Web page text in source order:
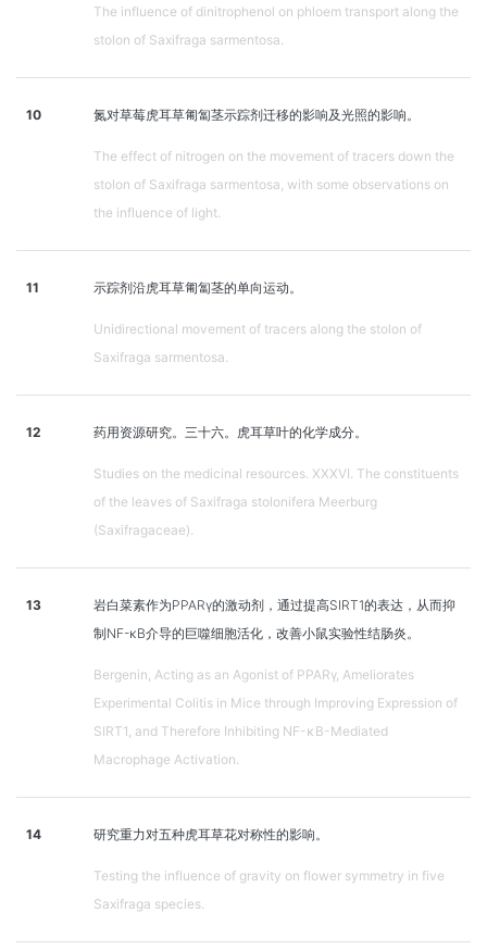
The influence of dinitrophenol on phloem transport along the
stolon of Saxifraga sarmentosa.
10 氮对草莓虎耳草匍匐茎示踪剂迁移的影响及光照的影响。
The effect of nitrogen on the movement of tracers down the
stolon of Saxifraga sarmentosa, with some observations on
the influence of light.
11 示踪剂沿虎耳草匍匐茎的单向运动。
Unidirectional movement of tracers along the stolon of
Saxifraga sarmentosa.
12 药用资源研究。三十六。虎耳草叶的化学成分。
Studies on the medicinal resources. XXXVI. The constituents
of the leaves of Saxifraga stolonifera Meerburg
(Saxifragaceae).
13
岩白菜素作为PPARγ的激动剂，通过提高SIRT1的表达，从而抑
制NF-κB介导的巨噬细胞活化，改善小鼠实验性结肠炎。
Bergenin, Acting as an Agonist of PPARγ, Ameliorates
Experimental Colitis in Mice through Improving Expression of
SIRT1, and Therefore Inhibiting NF-κB-Mediated
Macrophage Activation.
14 研究重力对五种虎耳草花对称性的影响。
Testing the influence of gravity on flower symmetry in five
Saxifraga species.